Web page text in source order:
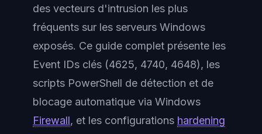
des vecteurs d'intrusion les plus
fréquents sur les serveurs Windows
exposés. Ce guide complet présente les
Event IDs clés (4625, 4740, 4648), les
scripts PowerShell de détection et de
blocage automatique via Windows
Firewall, et les configurations hardening